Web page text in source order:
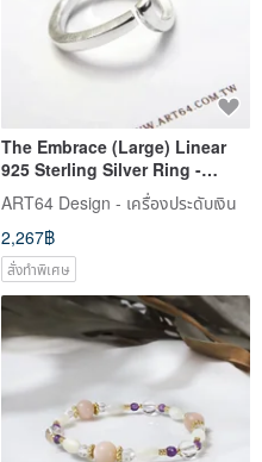
The Embrace (Large) Linear
925 Sterling Silver Ring -
64DESIGN
ART64 Design - เครื่องประดับเงิน
2,267฿
สั่งทำพิเศษ